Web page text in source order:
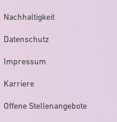
Nachhaltigkeit
Datenschutz
Impressum
Karriere
Offene Stellenangebote